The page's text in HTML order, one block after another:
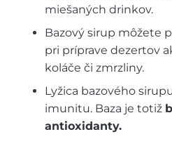
miešaných drinkov.
Bazový sirup môžete
pri príprave dezertov
koláče či zmrzliny.
Lyžica bazového
imunitu. Baza je totiž
antioxidanty.